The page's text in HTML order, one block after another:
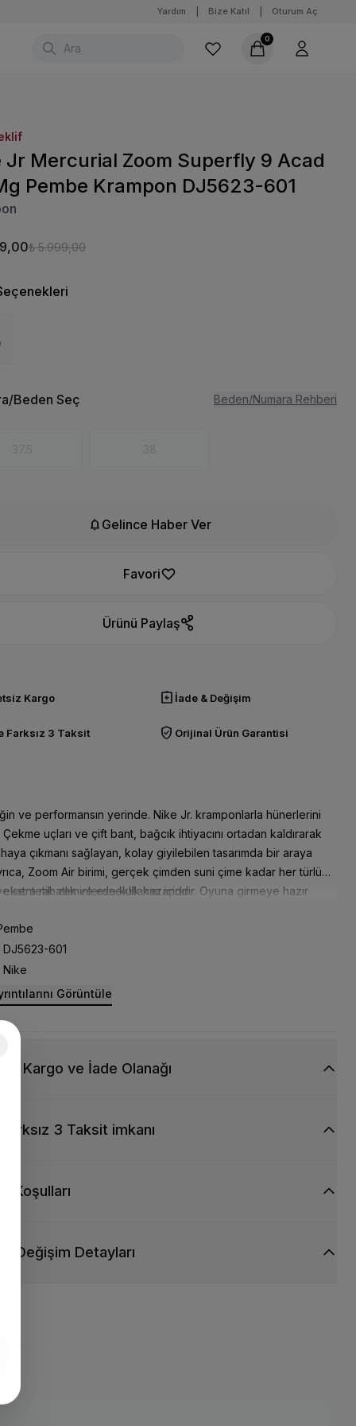
Yardım Bize Katıl Oturum Aç
0
Jr Mercurial Zoom Superfly 9 Acad
Pembe Krampon DJ5623-601
₺ 5.999,00
Beden Seç Beden/Numara Rehberi
notifications Gelince Haber Ver
Favori
Ürünü Paylaş
Kargo assignment_return İade & Değişim
Farksız 3 Taksit verified_user Orijinal Ürün Garantisi
ve performansın yerinde. Nike Jr. kramponlarla hünerlerini
uçları ve çift bant, bağcık ihtiyacını ortadan kaldırarak
çıkmanı sağlayan, kolay giyilebilen tasarımda bir araya
Zoom Air birimi, gerçek çimden suni çime kadar her türlü
rahatlık ve esneklik kazandırır. Oyuna girmeye hazır
Gücü!
hızlı tepki veren Zoom Air yastıklama, yerden hızla
sağlar.
ve Hızlı Yapı
hız kafesi, ekstra ağırlık yapmadan ayağı plakaya
ince ve güçlü bir malzemeden üretilmiştir.
Koşullarına Uygun Temas
sentetik zeminler için tasarlanan konik krampon çivileri,
olağanüstü bir tutuş sunar.
sentetik zeminlerde kullanım içindir
DJ5623-601
Nike
Görüntüle
Kargo ve İade Olanağı
Farksız 3 Taksit imkanı
Koşulları
Değişim Detayları